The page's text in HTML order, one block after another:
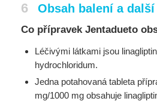
6 Obsah balení a
Co přípravek Jentadueto
Léčivými látkami jsou
hydrochloridum.
Jedna potahovaná tableta
mg/1000 mg obsahuje